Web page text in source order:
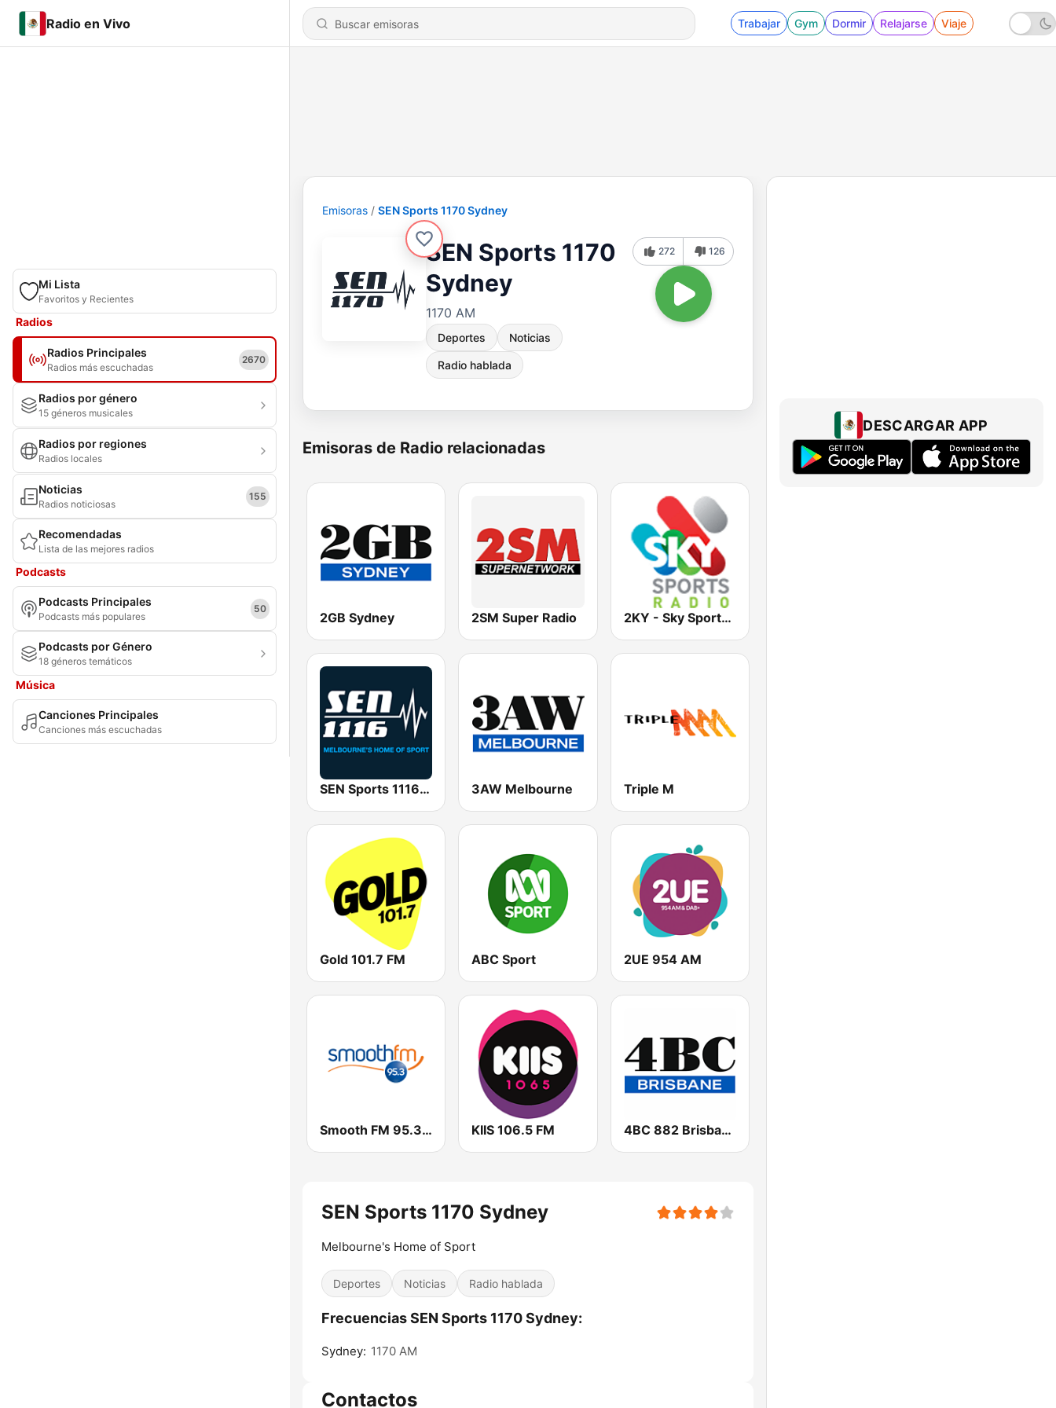
Radio en Vivo Trabajar Gym Dormir Relajarse Viaje
Mi Lista
Favoritos y Recientes
Radios
Radios Principales
Radios más escuchadas
2670
Radios por género
15 géneros musicales
Radios por regiones
Radios locales
Noticias
Radios noticiosas
155
Recomendadas
Lista de las mejores radios
Podcasts
Podcasts Principales
Podcasts más populares
50
Podcasts por Género
18 géneros temáticos
Música
Canciones Principales
Canciones más escuchadas
Emisoras SEN Sports 1170 Sydney
SEN Sports 1170
Sydney
1170 AM
Deportes Noticias
Radio hablada
272 126
Emisoras de Radio relacionadas
2GB Sydney 2SM Super Radio 2KY - Sky Sports Radio
SEN Sports 1116 AM 3AW Melbourne Triple M
Gold 101.7 FM ABC Sport 2UE 954 AM
Smooth FM 95.3 Sydney KIIS 106.5 FM 4BC 882 Brisbane
SEN Sports 1170 Sydney
Melbourne's Home of Sport
Deportes Noticias Radio hablada
Frecuencias SEN Sports 1170 Sydney:
Sydney: 1170 AM
Contactos
DESCARGAR APP